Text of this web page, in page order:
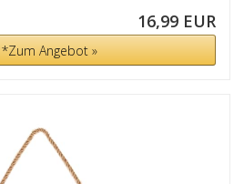
16,99 EUR
*Zum Angebot »